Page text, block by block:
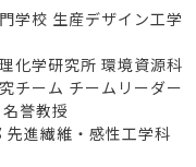
生産デザイン工学
研究所 環境資源科
チーム チームリーダー
教授
繊維・感性工学科